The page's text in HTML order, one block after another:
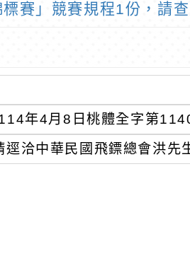
賽」競賽規程1份，請查
年4月8日桃體全字第
逕洽中華民國飛鏢總會洪